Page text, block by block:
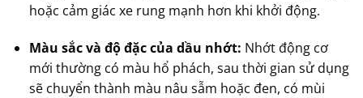
hoặc cảm giác xe rung mạnh hơn khi khởi động.
Màu sắc và độ đặc của dầu nhớt: Nhớt động cơ
mới thường có màu hổ phách, sau thời gian sử dụng
sẽ chuyển thành màu nâu sẫm hoặc đen, có mùi